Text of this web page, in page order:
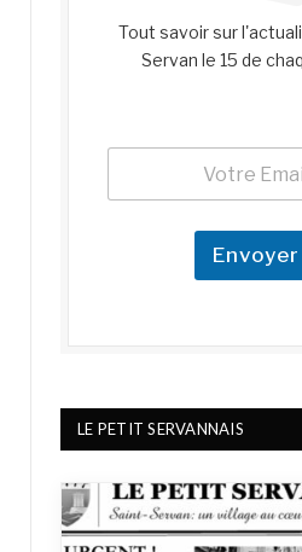
Tout savoir sur
Servan le 15 de
m
a
l
E
m
E
a
Envoyer
LE PETIT SERVANNAIS